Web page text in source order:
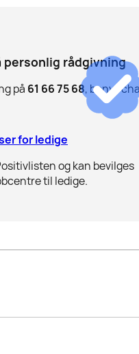
personlig rådgivning
på 61 66 75 68, benyt
for ledige
og kan bevilges
til ledige.